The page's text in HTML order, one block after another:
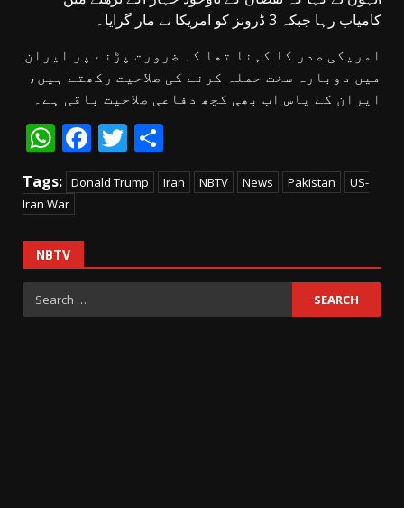
کامیاب رہا جبکہ 3 ڈرونز کو امریکا نے مار گرایا۔
امریکی صدر کا کہنا تھا کہ ضرورت پڑنے پر ایران
میں دوبارہ سخت حملہ کرنے کی صلاحیت رکھتے ہیں،
ایران کے پاس اب بھی کچھ دفاعی صلاحیت باقی ہے۔
WhatsApp
Facebook
Twitter
Tags: Donald Trump Iran NBTV News Pakistan
US-
Iran War
NBTV
Search
for: